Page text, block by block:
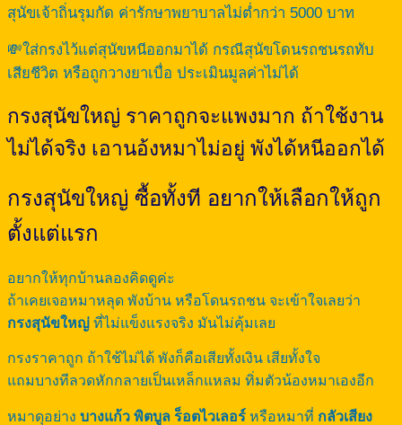
สุนัขเจ้าถิ่นรุมกัด ค่ารักษาพยาบาลไม่ต่ำกว่า 5000 บาท
💸ใส่กรงไว้แต่สุนัขหนีออกมาได้ กรณีสุนัขโดนรถชนรถทับ
เสียชีวิต หรือถูกวางยาเบื่อ ประเมินมูลค่าไม่ได้
กรงสุนัขใหญ่ ราคาถูกจะแพงมาก ถ้าใช้งาน
ไม่ได้จริง เอานอ้งหมาไม่อยู่ พังได้หนีออกได้
กรงสุนัขใหญ่ ซื้อทั้งที อยากให้เลือกให้ถูก
ตั้งแต่แรก
อยากให้ทุกบ้านลองคิดดูค่ะ
ถ้าเคยเจอหมาหลุด พังบ้าน หรือโดนรถชน จะเข้าใจเลยว่า
กรงสุนัขใหญ่ ที่ไม่แข็งแรงจริง มันไม่คุ้มเลย
กรงราคาถูก ถ้าใช้ไม่ได้ พังก็คือเสียทั้งเงิน เสียทั้งใจ
แถมบางทีลวดหักกลายเป็นเหล็กแหลม ทิ่มตัวน้องหมาเองอีก
หมาดุอย่าง บางแก้ว พิตบูล ร็อตไวเลอร์ หรือหมาที่ กลัวเสียง